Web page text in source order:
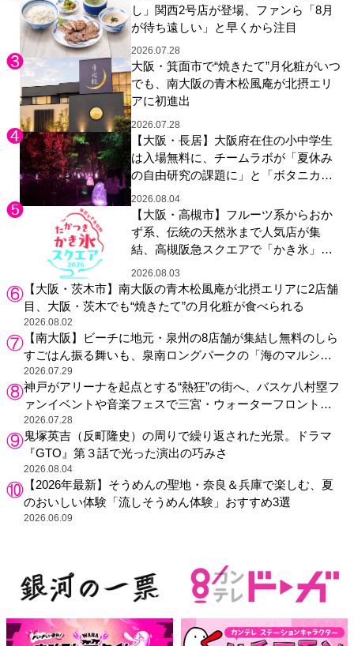
し」関西2号店が登場、ファンら「8月
が待ち遠しい」と早くから注目
2026.07.28
大阪・箕面市で“焼きたて”月化粧がいつ
でも、南大阪の青木松風庵が北摂エリ
アに初進出
2026.07.28
【大阪・長居】大阪府在住の小中学生
は入場無料に、チームラボが「夏休み
の自由研究の課題に」と「ボタニカル
ガーデン 大阪」へ招待
2026.08.04
【大阪・高槻市】フルーツ系からおか
ず系、伝統の天然氷まで人気店が集
結、高槻阪急スクエアで「かき氷」祭
り
2026.08.03
【大阪・茨木市】南大阪の青木松風庵が北摂エリアに2店舗
目、大阪・茨木でも“焼きたて”の月化粧が食べられる
2026.08.02
【南大阪】ビーチに地元・泉州の8店舗が集結し無料のしら
すごはん振る舞いも、泉南ロングパークの「海のマルシ
ェ」がリニューアル！
2026.07.29
神戸がアリーナを起点とする“熱狂”の街へ、バスケ八村塁フ
ァンイベントや音楽フェスで三宮・ウォーターフロントを
活性化
2026.07.28
鬼塚英吉（反町隆史）の周りで繰り返された光景。ドラマ
『GTO』第３話で光った演出の巧みさ
2026.08.04
【2026年最新】そうめんの聖地・奈良＆兵庫で楽しむ、夏
のおいしい体験「流しそうめん体験」おすすめ3選
2026.06.09